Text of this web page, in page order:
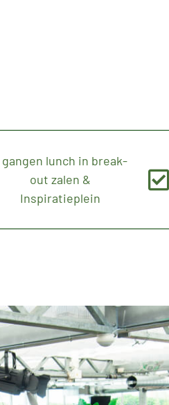
gangen lunch in break-
out zalen &
Inspiratieplein